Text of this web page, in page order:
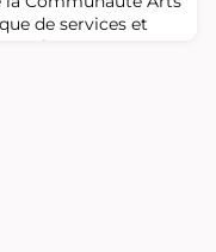
de services et
envisageant une